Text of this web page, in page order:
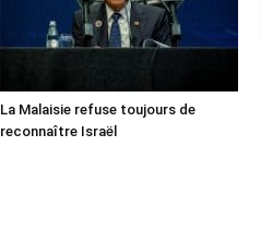
La Malaisie refuse toujours de
reconnaître Israël